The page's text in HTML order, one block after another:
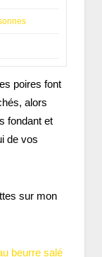
poires font
alors
fondant et
de vos
sur mon
beurre salé